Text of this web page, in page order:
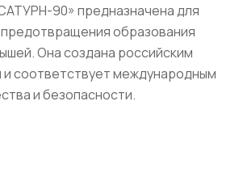
90» предназначена для
образования
Она создана российским
соответствует международным
и безопасности.